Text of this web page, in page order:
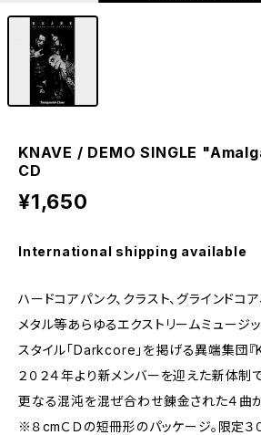
KNAVE / DEMO SINGLE
CD
¥1,650
International shipping available
ハードコアパンク、クラスト、グラインドコア
メタル等あらゆるエクストリームミュージ
スタイル「Darkcore」を­掲げる異端集団『
２０２４年より新メンバーを迎えた新体制
更なる混沌を混ぜ合わせ錬金された４曲
※８cmＣＤの短冊形のパッケージ。限定３